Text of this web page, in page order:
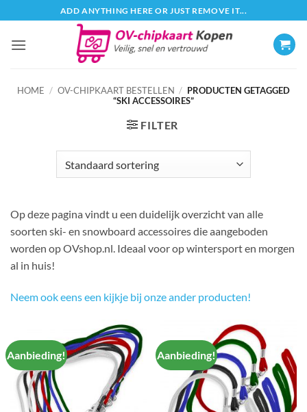
naar
inhoud
ADD ANYTHING HERE OR JUST REMOVE IT...
HOME / OV-CHIPKAART BESTELLEN / PRODUCTEN GETAGGED
“SKI ACCESSOIRES”
FILTER
Op deze pagina vindt u een duidelijk overzicht van alle
soorten ski- en snowboard accessoires die aangeboden
worden op OVshop.nl. Ideaal voor op wintersport en morgen
al in huis!
Neem ook eens een kijkje bij onze ander producten!
Aanbieding! Aanbieding!